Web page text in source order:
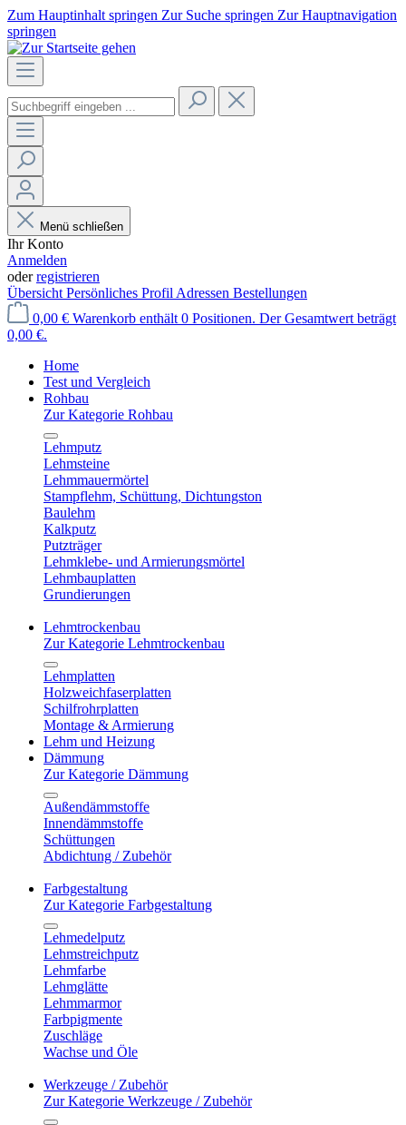
Zum Hauptinhalt springen Zur Suche springen Zur Hauptnavigation
springen
Menü schließen
Ihr Konto
Anmelden
oderregistrieren
Übersicht Persönliches Profil Adressen Bestellungen
0,00 € Warenkorb enthält 0 Positionen. Der Gesamtwert beträgt
0,00 €.
Home
Test und Vergleich
Rohbau
Zur Kategorie Rohbau
Lehmputz
Lehmsteine
Lehmmauermörtel
Stampflehm, Schüttung, Dichtungston
Baulehm
Kalkputz
Putzträger
Lehmklebe- und Armierungsmörtel
Lehmbauplatten
Grundierungen
Lehmtrockenbau
Zur Kategorie Lehmtrockenbau
Lehmplatten
Holzweichfaserplatten
Schilfrohrplatten
Montage & Armierung
Lehm und Heizung
Dämmung
Zur Kategorie Dämmung
Außendämmstoffe
Innendämmstoffe
Schüttungen
Abdichtung / Zubehör
Farbgestaltung
Zur Kategorie Farbgestaltung
Lehmedelputz
Lehmstreichputz
Lehmfarbe
Lehmglätte
Lehmmarmor
Farbpigmente
Zuschläge
Wachse und Öle
Werkzeuge / Zubehör
Zur Kategorie Werkzeuge / Zubehör